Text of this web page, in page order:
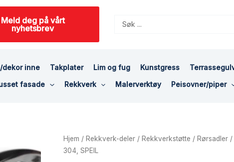
Meld deg på vårt
nyhetsbrev
Search
dekor inne Takplater Lim og fug Kunstgress
fasade Rekkverk Malerverktøy Peisovner/piper
Hjem / Rekkverk-deler/ Rekkverkstøtte / Rørsadler/
304, SPEIL
Universalfeste
for